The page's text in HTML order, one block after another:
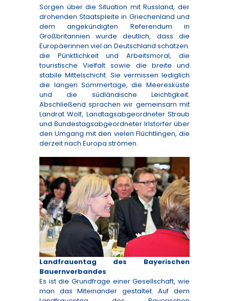
Sorgen über die Situation mit Russland, der
drohenden Staatspleite in Griechenland und
dem angekündigten Referendum in
Großbritannien wurde deutlich, dass die
Europäerinnen viel an Deutschland schätzen:
die Pünktlichkeit und Arbeitsmoral, die
touristische Vielfalt sowie die breite und
stabile Mittelschicht. Sie vermissen lediglich
die langen Sommertage, die Meeresküste
und die südländische Leichtigkeit.
Abschließend sprachen wir gemeinsam mit
Landrat Wolf, Landtagsabgeordneter Straub
und Bundestagsabgeordneter Irlstorfer über
den Umgang mit den vielen Flüchtlingen, die
derzeit nach Europa strömen.
Landfrauentag des Bayerischen
Bauernverbandes
Es ist die Grundfrage einer Gesellschaft, wie
man das Miteinander gestaltet. Auf dem